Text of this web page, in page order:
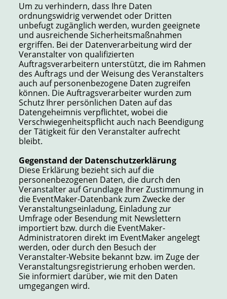
Um zu verhindern, dass Ihre Daten
ordnungswidrig verwendet oder Dritten
unbefugt zugänglich werden, wurden geeignete
und ausreichende Sicherheitsmaßnahmen
ergriffen. Bei der Datenverarbeitung wird der
Veranstalter von qualifizierten
Auftragsverarbeitern unterstützt, die im Rahmen
des Auftrags und der Weisung des Veranstalters
auch auf personenbezogene Daten zugreifen
können. Die Auftragsverarbeiter wurden zum
Schutz Ihrer persönlichen Daten auf das
Datengeheimnis verpflichtet, wobei die
Verschwiegenheitspflicht auch nach Beendigung
der Tätigkeit für den Veranstalter aufrecht
bleibt.
Gegenstand der Datenschutzerklärung
Diese Erklärung bezieht sich auf die
personenbezogenen Daten, die durch den
Veranstalter auf Grundlage Ihrer Zustimmung in
die EventMaker-Datenbank zum Zwecke der
Veranstaltungseinladung, Einladung zur
Umfrage oder Besendung mit Newslettern
importiert bzw. durch die EventMaker-
Administratoren direkt im EventMaker angelegt
werden, oder durch den Besuch der
Veranstalter-Website bekannt bzw. im Zuge der
Veranstaltungsregistrierung erhoben werden.
Sie informiert darüber, wie mit den Daten
umgegangen wird.